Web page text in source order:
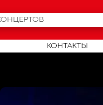
КОНТАКТЫ